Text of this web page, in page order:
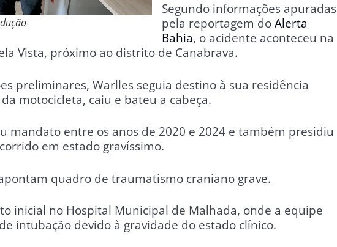
Segundo informações apuradas
pela reportagem doAlerta
Bahia, o acidente aconteceu na
Vista, próximo ao distrito de Canabrava.
preliminares, Warlles seguia destino à sua residência
motocicleta, caiu e bateu a cabeça.
mandato entre os anos de 2020 e 2024 e também presidiu
em estado gravíssimo.
quadro de traumatismo craniano grave.
inicial no Hospital Municipal de Malhada, onde a equipe
intubação devido à gravidade do estado clínico.